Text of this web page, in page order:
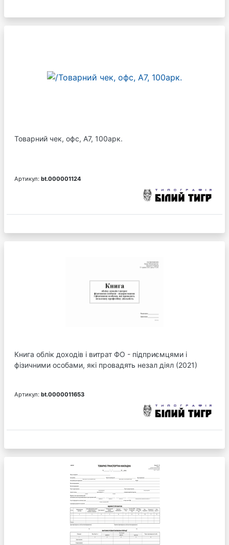
Товарний чек, офс, А7, 100арк.
Артикул: bt.000001124
Книга облік доходів і витрат ФО - підприємцями і
фізичними особами, які провадять незал діял (2021)
Артикул: bt.0000011653